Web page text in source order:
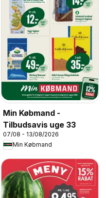
Min Købmand -
Tilbudsavis uge 33
07/08 - 13/08/2026
Min Købmand